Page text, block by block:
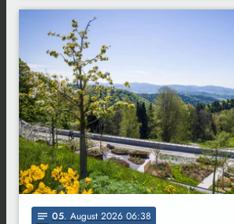
notes 05. August 2026 06:38